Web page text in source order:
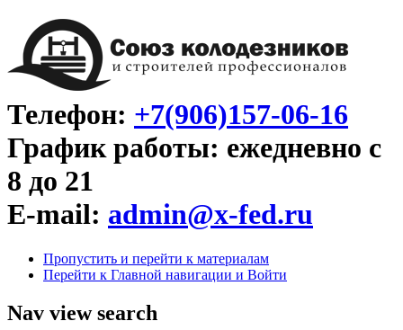
Телефон: +7(906)157-06-16
График работы: ежедневно с
8 до 21
E-mail: admin@x-fed.ru
Пропустить и перейти к материалам
Перейти к Главной навигации и Войти
Nav view search